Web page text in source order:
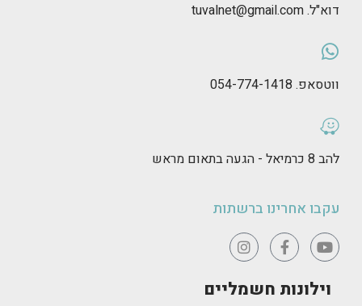
דוא"ל. tuvalnet@gmail.com
ווטסאפ. 054-774-1418
להב 8 כרמיאל - הגעה בתאום מראש
עקבו אחרינו ברשתות
וילונות חשמליים